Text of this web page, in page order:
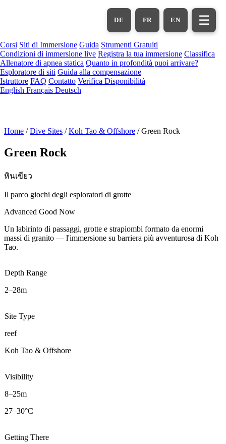
EN
FR
DE ☰
Corsi Siti di Immersione Guida Strumenti Gratuiti
Condizioni di immersione live Registra la tua immersione Classifica
Allenatore di apnea statica Quanto in profondità puoi arrivare?
Esploratore di siti Guida alla compensazione
Istruttore FAQ Contatto Verifica Disponibilità
English Français Deutsch
Home / Dive Sites / Koh Tao & Offshore / Green Rock
Green Rock
หินเขียว
Il parco giochi degli esploratori di grotte
Advanced Good Now
Un labirinto di passaggi, grotte e strapiombi formato da enormi
massi di granito — l'immersione su barriera più avventurosa di Koh
Tao.
Depth Range
2–28m
Site Type
reef
Koh Tao & Offshore
Visibility
8–25m
27–30°C
Getting There